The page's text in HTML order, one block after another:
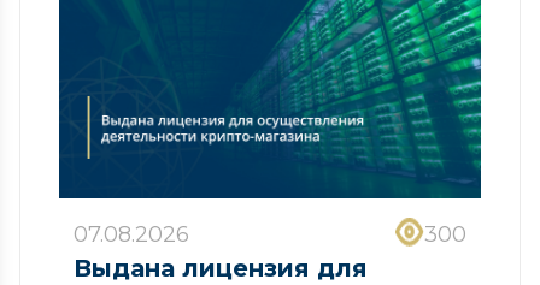
07.08.2026 300
Выдана лицензия для